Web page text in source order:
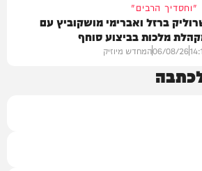
"וחסדיך הרבים"
ברזל ואברימי מושקוביץ עם
מלכות בביצוע סוחף
06/08/26המחדש מיוזיק